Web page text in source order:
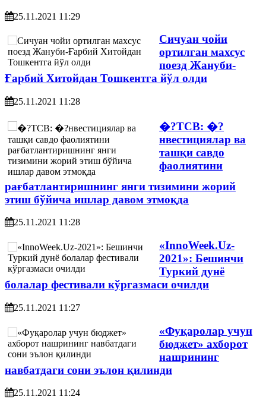
25.11.2021 11:29
Сичуан чойи
ортилган махсус
поезд Жануби-
Ғарбий Хитойдан Тошкентга йўл олди
25.11.2021 11:28
�?ТСВ: �?
нвестициялар ва
ташқи савдо
фаолиятини
рағбатлантиришнинг янги тизимини жорий
этиш бўйича ишлар давом этмоқда
25.11.2021 11:28
«InnoWeek.Uz-
2021»: Бешинчи
Туркий дунё
болалар фестивали кўргазмаси очилди
25.11.2021 11:27
«Фуқаролар учун
бюджет» ахборот
нашрининг
навбатдаги сони эълон қилинди
25.11.2021 11:24